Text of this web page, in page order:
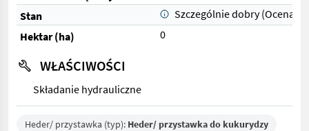
Stan
Szczególnie dobry (Ocena 1)
Hektar (ha)
0
WŁAŚCIWOŚCI
Składanie hydrauliczne
Heder/ przystawka (typ): Heder/ przystawka do kukurydzy